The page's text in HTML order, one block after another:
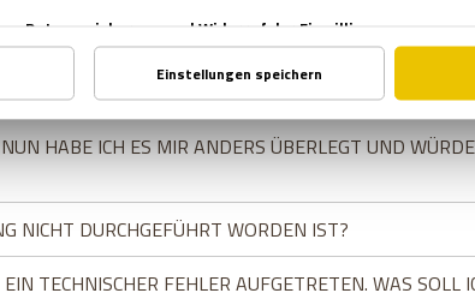
HABE ICH ES MIR ANDERS ÜBERLEGT UND
NICHT DURCHGEFÜHRT WORDEN IST?
TECHNISCHER FEHLER AUFGETRETEN. WAS SOLL